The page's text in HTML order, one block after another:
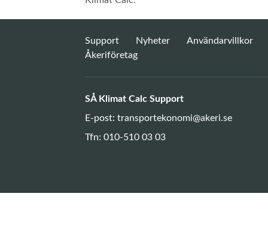
Support Nyheter
Användarvillkor
Åkeriföretag
SÅ Klimat Calc Support
E-post: transportekonomi@akeri.se
Tfn: 010-510 03 03